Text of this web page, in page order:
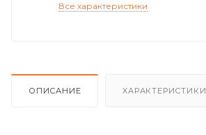
Все характеристики
ОПИСАНИЕ ХАРАКТЕРИСТИКИ